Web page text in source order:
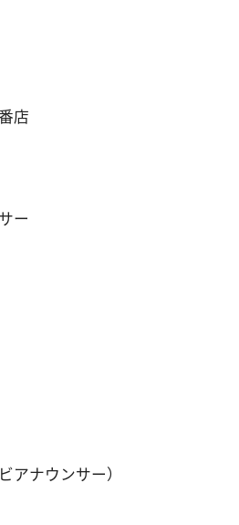
店
ー
アナウンサー）